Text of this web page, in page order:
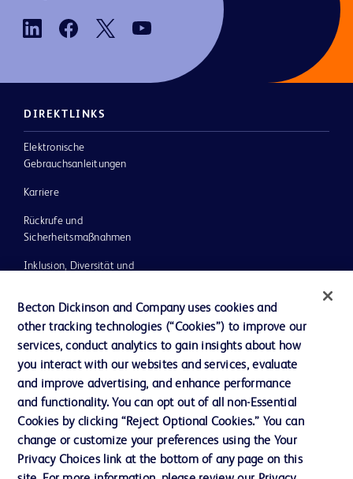
DIREKTLINKS
Elektronische
Gebrauchsanleitungen
Karriere
Rückrufe und
Sicherheitsmaßnahmen
Inklusion, Diversität und
Investoren
Ethik und Compliance
Impressum
Neuigkeiten, Medien und Blogs
Support
Unser Unternehmen
Becton Dickinson and Company uses cookies and
other tracking technologies (“Cookies”) to improve our
services, conduct analytics to gain insights about how
you interact with our websites and services, evaluate
and improve advertising, and enhance performance
and functionality. You can opt out of all non-Essential
Cookies by clicking “Reject Optional Cookies.” You can
change or customize your preferences using the Your
Privacy Choices link at the bottom of any page on this